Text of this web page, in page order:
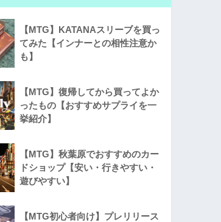
【MTG】KATANAスリーブを買っ
てみた【インナーとの相性注意か
も】
【MTG】復帰してから買ってよか
ったもの【おすすめサプライを一
挙紹介】
【MTG】秋葉原でおすすめのカー
ドショップ【安い・行きやすい・
遊びやすい】
【MTG初心者向け】プレリリース